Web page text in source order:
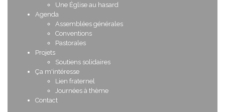
Une Église au hasard
Agenda
Assemblées générales
Conventions
Pastorales
Projets
Soutiens solidaires
Ça m'intéresse
Lien fraternel
Journées à thème
Contact